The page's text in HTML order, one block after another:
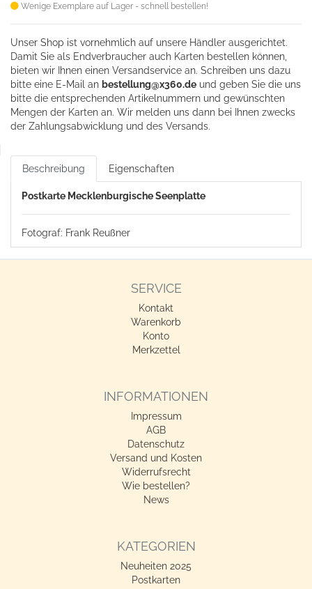
Wenige Exemplare auf Lager - schnell bestellen!
Unser Shop ist vornehmlich auf unsere Händler ausgerichtet.
Damit Sie als Endverbraucher auch Karten bestellen können,
bieten wir Ihnen einen Versandservice an. Schreiben uns dazu
bitte eine E-Mail an bestellung@x360.de und geben Sie die uns
bitte die entsprechenden Artikelnummern und gewünschten
Mengen der Karten an. Wir melden uns dann bei Ihnen zwecks
der Zahlungsabwicklung und des Versands.
Beschreibung Eigenschaften
Postkarte Mecklenburgische Seenplatte
Fotograf: Frank Reußner
SERVICE
Kontakt
Warenkorb
Konto
Merkzettel
INFORMATIONEN
Impressum
AGB
Datenschutz
Versand und Kosten
Widerrufsrecht
Wie bestellen?
News
KATEGORIEN
Neuheiten 2025
Postkarten